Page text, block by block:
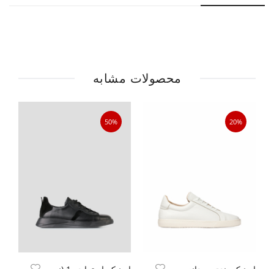
محصولات مشابه
20%
50%